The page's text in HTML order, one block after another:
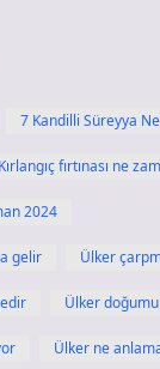
7 Kandilli Süreyya
Kırlangıç fırtınası ne
2024
gelir Ülker
Ülker
Ülker ne